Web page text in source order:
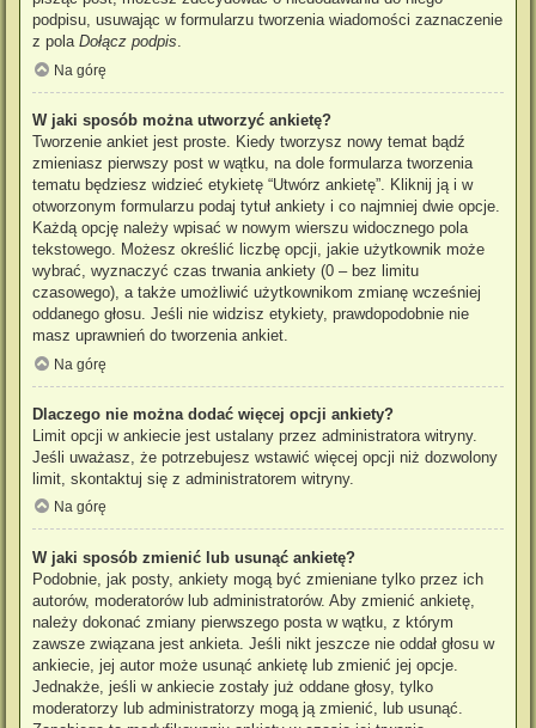
podpisu, usuwając w formularzu tworzenia wiadomości zaznaczenie
z pola Dołącz podpis.
Na górę
W jaki sposób można utworzyć ankietę?
Tworzenie ankiet jest proste. Kiedy tworzysz nowy temat bądź
zmieniasz pierwszy post w wątku, na dole formularza tworzenia
tematu będziesz widzieć etykietę “Utwórz ankietę”. Kliknij ją i w
otworzonym formularzu podaj tytuł ankiety i co najmniej dwie opcje.
Każdą opcję należy wpisać w nowym wierszu widocznego pola
tekstowego. Możesz określić liczbę opcji, jakie użytkownik może
wybrać, wyznaczyć czas trwania ankiety (0 – bez limitu
czasowego), a także umożliwić użytkownikom zmianę wcześniej
oddanego głosu. Jeśli nie widzisz etykiety, prawdopodobnie nie
masz uprawnień do tworzenia ankiet.
Na górę
Dlaczego nie można dodać więcej opcji ankiety?
Limit opcji w ankiecie jest ustalany przez administratora witryny.
Jeśli uważasz, że potrzebujesz wstawić więcej opcji niż dozwolony
limit, skontaktuj się z administratorem witryny.
Na górę
W jaki sposób zmienić lub usunąć ankietę?
Podobnie, jak posty, ankiety mogą być zmieniane tylko przez ich
autorów, moderatorów lub administratorów. Aby zmienić ankietę,
należy dokonać zmiany pierwszego posta w wątku, z którym
zawsze związana jest ankieta. Jeśli nikt jeszcze nie oddał głosu w
ankiecie, jej autor może usunąć ankietę lub zmienić jej opcje.
Jednakże, jeśli w ankiecie zostały już oddane głosy, tylko
moderatorzy lub administratorzy mogą ją zmienić, lub usunąć.